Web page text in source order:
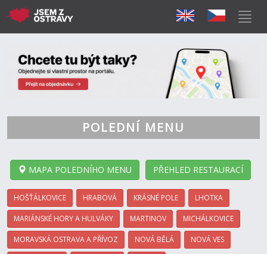
POLEDNÍ MENU
MAPA POLEDNÍHO MENU PŘEHLED RESTAURACÍ
HOŠŤÁLKOVICE HRABOVÁ KRÁSNÉ POLE LHOTKA
MARIÁNSKÉ HORY A HULVÁKY MARTINOV MICHÁLKOVICE
MORAVSKÁ OSTRAVA A PŘÍVOZ NOVÁ BĚLÁ NOVÁ VES